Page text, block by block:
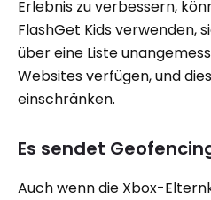
Erlebnis zu verbessern,
FlashGet Kids verwenden,
über eine Liste
Websites verfügen, und
einschränken.
Es sendet
Auch wenn die Xbox-